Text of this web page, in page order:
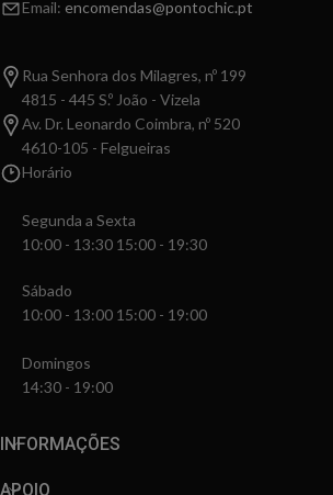
Email: encomendas@pontochic.pt
Rua Senhora dos Milagres, nº 199
4815 - 445 S.º João - Vizela
Av. Dr. Leonardo Coimbra, nº 520
4610-105 - Felgueiras
Horário
Segunda a Sexta
10:00 - 13:30 15:00 - 19:30
Sábado
10:00 - 13:00 15:00 - 19:00
Domingos
14:30 - 19:00
INFORMAÇÕES
APOIO